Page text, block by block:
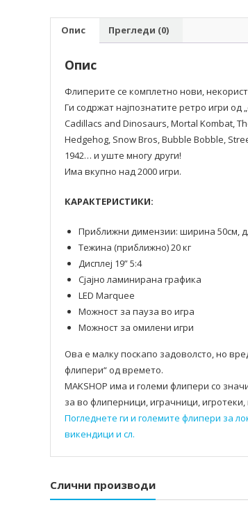
Опис Прегледи (0)
Опис
Флиперите се комплетно нови,
Ги содржат најпознатите ретро игри од
Cadillacs and Dinosaurs, Mortal Kombat,
Hedgehog, Snow Bros, Bubble Bobble,
1942… и уште многу други!
Има вкупно над 2000 игри.
КАРАКТЕРИСТИКИ:
Приближни димензии: ширина 50см,
Тежина (приближно) 20 кг
Дисплеј 19” 5:4
Сјајно ламинирана графика
LED Marquee
Можност за пауза во игра
Можност за омилени игри
Ова е малку поскапо задоволсто, но
флипери“ од времето.
MAKSHOP има и големи флипери со
за во флиперници, играчници,
Погледнете ги и големите флипери за
викендици и сл.
Слични производи